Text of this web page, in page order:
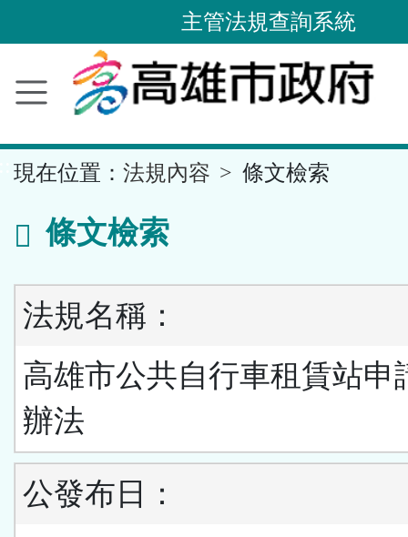
內
容
主管法規查詢系統
現在位置： 法規內容 條文檢索
條文檢索
法規名稱：
高雄市公共自行車租賃站申
辦法
公發布日：